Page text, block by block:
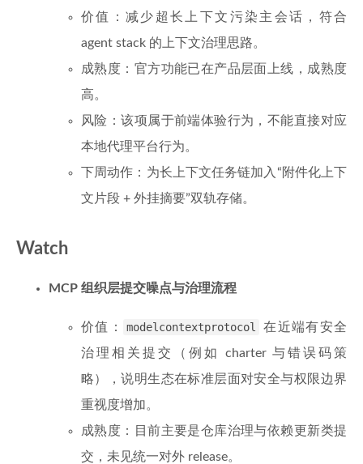
价值：减少超长上下文污染主会话，符合
agent stack 的上下文治理思路。
成熟度：官方功能已在产品层面上线，成熟度
高。
风险：该项属于前端体验行为，不能直接对应
本地代理平台行为。
下周动作：为长上下文任务链加入“附件化上下
文片段 + 外挂摘要”双轨存储。
Watch
MCP 组织层提交噪点与治理流程
价值： modelcontextprotocol
在近端有安全
治理相关提交（例如 charter 与错误码策
略），说明生态在标准层面对安全与权限边界
重视度增加。
成熟度：目前主要是仓库治理与依赖更新类提
交，未见统一对外 release。